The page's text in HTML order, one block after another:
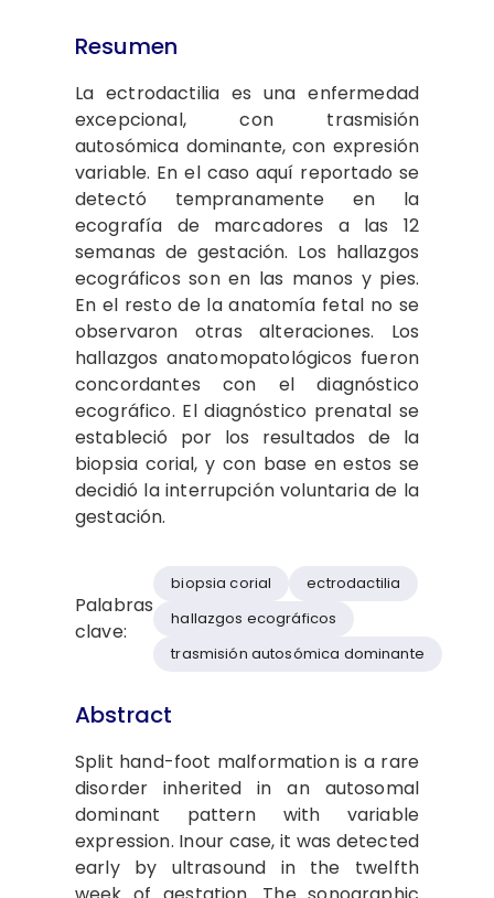
Resumen
La ectrodactilia es una enfermedad
excepcional, con trasmisión
autosómica dominante, con expresión
variable. En el caso aquí reportado se
detectó tempranamente en la
ecografía de marcadores a las 12
semanas de gestación. Los hallazgos
ecográficos son en las manos y pies.
En el resto de la anatomía fetal no se
observaron otras alteraciones. Los
hallazgos anatomopatológicos fueron
concordantes con el diagnóstico
ecográfico. El diagnóstico prenatal se
estableció por los resultados de la
biopsia corial, y con base en estos se
decidió la interrupción voluntaria de la
gestación.
Palabras
clave:
biopsia corial
ectrodactilia
hallazgos ecográficos
trasmisión autosómica dominante
Abstract
Split hand-foot malformation is a rare
disorder inherited in an autosomal
dominant pattern with variable
expression. Inour case, it was detected
early by ultrasound in the twelfth